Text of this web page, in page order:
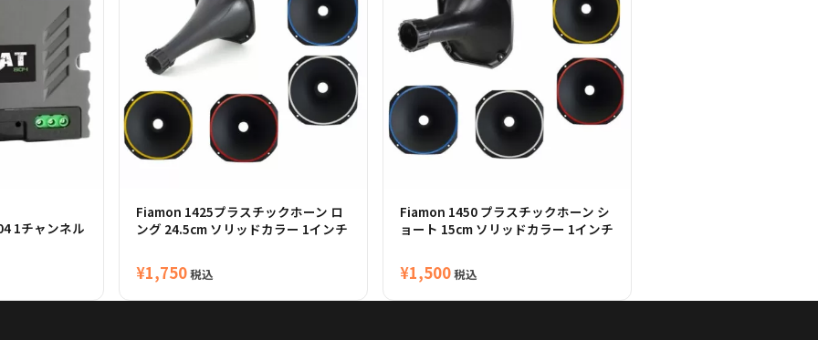
1チャンネル
Fiamon 1425プラスチックホーン ロ
ング 24.5cm ソリッドカラー 1インチ
¥1,750税込
Fiamon 1450 プラスチックホーン シ
ョート 15cm ソリッドカラー 1インチ
¥1,500税込